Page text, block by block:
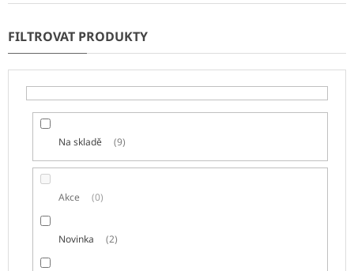
p
r
o
Na skladě 9
Akce 0
Novinka 2